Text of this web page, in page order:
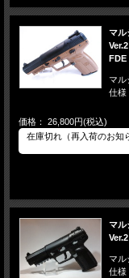
マル
FDE
マル
仕様
価格： 26,800円(税込)
在庫切れ（再入荷のお知
マル
マル
仕様